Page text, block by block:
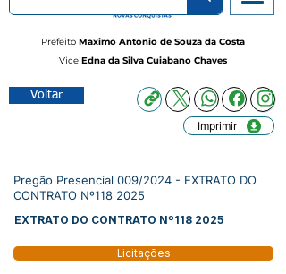
Prefeito Maximo Antonio de Souza da Costa
Vice Edna da Silva Cuiabano Chaves
Voltar
Imprimir
Pregão Presencial 009/2024 - EXTRATO DO
CONTRATO Nº118 2025
EXTRATO DO CONTRATO Nº118 2025
Licitações